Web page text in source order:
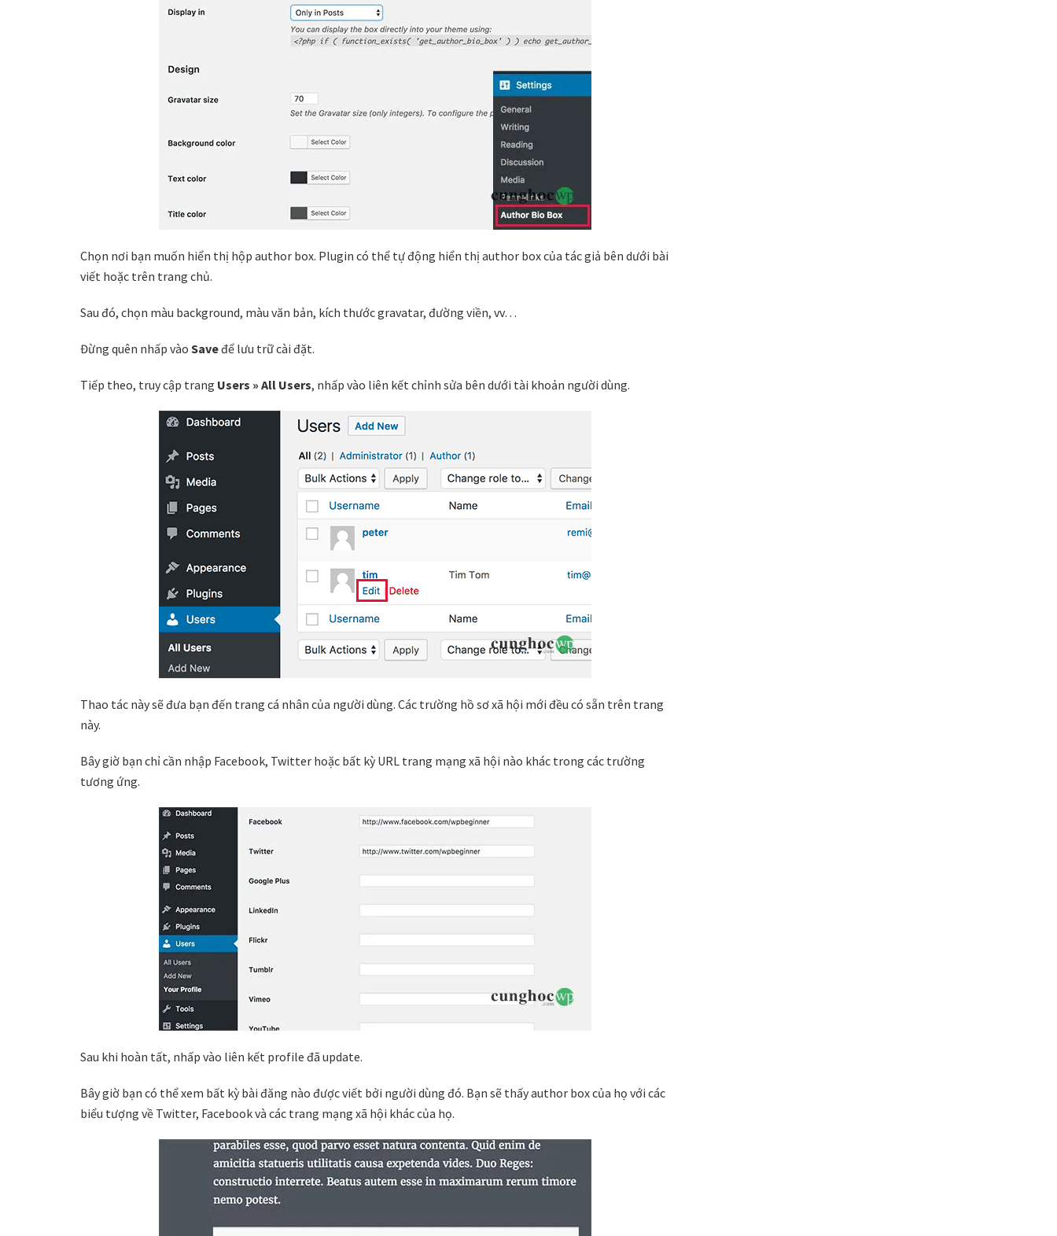
Chọn nơi bạn muốn hiển thị hộp author box. Plugin có thể tự động hiển thị author box của tác giả bên dưới bài
viết hoặc trên trang chủ.
Sau đó, chọn màu background, màu văn bản, kích thước gravatar, đường viền, vv…
Đừng quên nhấp vào Saveđể lưu trữ cài đặt.
Tiếp theo, truy cập trang Users » All Users, nhấp vào liên kết chỉnh sửa bên dưới tài khoản người dùng.
Thao tác này sẽ đưa bạn đến trang cá nhân của người dùng. Các trường hồ sơ xã hội mới đều có sẵn trên trang
này.
Bây giờ bạn chỉ cần nhập Facebook, Twitter hoặc bất kỳ URL trang mạng xã hội nào khác trong các trường
tương ứng.
Sau khi hoàn tất, nhấp vào liên kết profile đã update.
Bây giờ bạn có thể xem bất kỳ bài đăng nào được viết bởi người dùng đó. Bạn sẽ thấy author box của họ với các
biểu tượng về Twitter, Facebook và các trang mạng xã hội khác của họ.